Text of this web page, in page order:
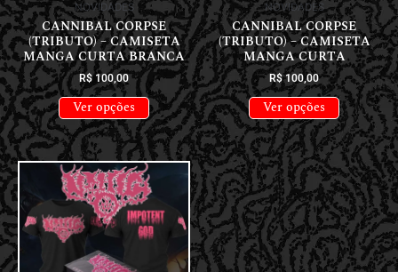
NOVIDADES
CANNIBAL CORPSE
(TRIBUTO) – CAMISETA
MANGA CURTA BRANCA
R$100,00
Ver opções
NOVIDADES
CANNIBAL CORPSE
(TRIBUTO) – CAMISETA
MANGA CURTA
R$100,00
Ver opções